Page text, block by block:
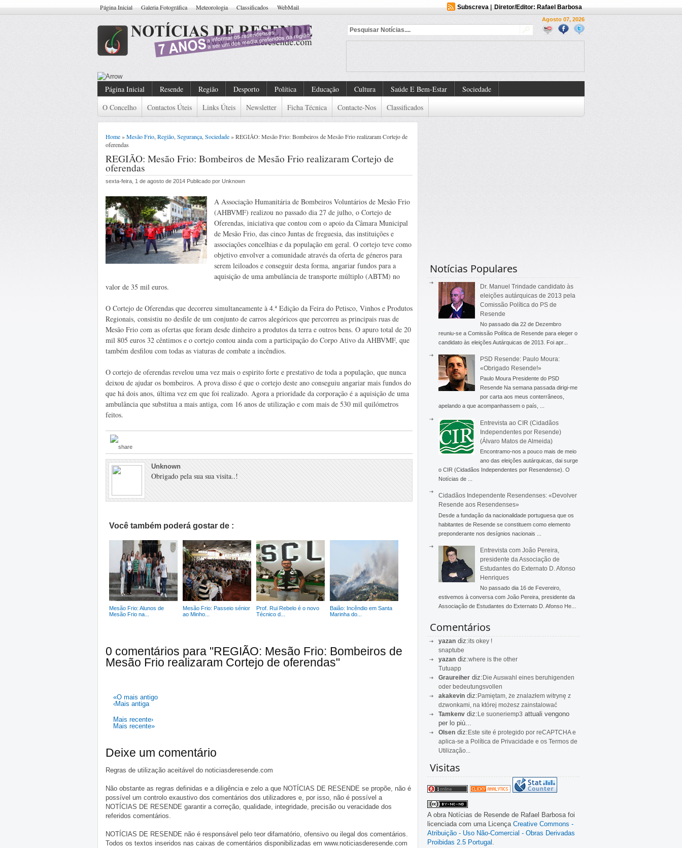
Página Inicial Galeria Fotográfica Meteorologia Classificados WebMail Subscreva| Diretor/Editor: Rafael Barbosa
Agosto 07, 2026
Página Inicial Resende Região Desporto Política Educação Cultura Saúde E Bem-Estar
Sociedade
O Concelho
Contactos Úteis Links Úteis Newsletter Ficha Técnica Contacte-Nos Classificados
Home»Mesão Frio Região Segurança Sociedade» REGIÃO: Mesão Frio: Bombeiros de Mesão Frio realizaram Cortejo de
oferendas
REGIÃO: Mesão Frio: Bombeiros de Mesão Frio realizaram Cortejo de
oferendas
sexta-feira, 1 de agosto de 2014 Publicado por Unknown
A Associação Humanitária de Bombeiros Voluntários de Mesão Frio
(AHBVMF) realizou no passado dia 27 de julho, o Cortejo de
Oferendas, iniciativa que contou com o apoio da Câmara Municipal
de Mesão Frio, das cinco Juntas de freguesia, das instituições e
associações concelhias e da população em geral. O cortejo teve como
objetivo envolver a comunidade através da oferta de géneros para
serem leiloados e conseguir desta forma, angariar fundos para a
aquisição de uma ambulância de transporte múltiplo (ABTM) no
valor de 35 mil euros.
O Cortejo de Oferendas que decorreu simultaneamente à 4.ª Edição da Feira do Petisco, Vinhos e Produtos
Regionais, consistiu no desfile de um conjunto de carros alegóricos que percorreu as principais ruas de
Mesão Frio com as ofertas que foram desde dinheiro a produtos da terra e outros bens. O apuro total de 20
mil 805 euros 32 cêntimos e o cortejo contou ainda com a participação do Corpo Ativo da AHBVMF, que
também desfilou com todas as viaturas de combate a incêndios.
O cortejo de oferendas revelou uma vez mais o espirito forte e prestativo de toda a população, que nunca
deixou de ajudar os bombeiros. A prova disso é que o cortejo deste ano conseguiu angariar mais fundos do
que há dois anos, última vez em que foi realizado. Agora a prioridade da corporação é a aquisição de uma
ambulância que substitua a mais antiga, com 16 anos de utilização e com mais de 530 mil quilómetros
feitos.
Unknown
Obrigado pela sua sua visita..!
Você também poderá gostar de :
Mesão Frio: Alunos de
Mesão Frio na...
Mesão Frio: Passeio sénior
ao Minho...
Prof. Rui Rebelo é o novo
Técnico d...
Baião: Incêndio em Santa
Marinha do...
0 comentários para "REGIÃO: Mesão Frio: Bombeiros de
Mesão Frio realizaram Cortejo de oferendas"
«O mais antigo
‹Mais antiga
Mais recente›
Mais recente»
Deixe um comentário
Regras de utilização aceitável do noticiasderesende.com
Não obstante as regras definidas e a diligência e zelo a que NOTÍCIAS DE RESENDE se propõe, não é
possível um controlo exaustivo dos comentários dos utilizadores e, por isso, não é possível a
NOTÍCIAS DE RESENDE garantir a correção, qualidade, integridade, precisão ou veracidade dos
referidos comentários.
NOTÍCIAS DE RESENDE não é responsável pelo teor difamatório, ofensivo ou ilegal dos comentários.
Todos os textos inseridos nas caixas de comentários disponibilizadas em www.noticiasderesende.com
Notícias Populares
Dr. Manuel Trindade candidato às
eleições autárquicas de 2013 pela
Comissão Política do PS de
Resende
No passado dia 22 de Dezembro
reuniu-se a Comissão Política de Resende para eleger o
candidato às eleições Autárquicas de 2013. Foi apr...
PSD Resende: Paulo Moura:
«Obrigado Resende!»
Paulo Moura Presidente do PSD
Resende Na semana passada dirigi-me
por carta aos meus conterrâneos,
apelando a que acompanhassem o país, ...
Entrevista ao CIR (Cidadãos
Independentes por Resende)
(Álvaro Matos de Almeida)
Encontramo-nos a pouco mais de meio
ano das eleições autárquicas, dai surge
o CIR (Cidadãos Independentes por Resendense). O
Notícias de ...
Cidadãos Independente Resendenses: «Devolver
Resende aos Resendenses»
Desde a fundação da nacionalidade portuguesa que os
habitantes de Resende se constituem como elemento
preponderante nos desígnios nacionais ...
Entrevista com João Pereira,
presidente da Associação de
Estudantes do Externato D. Afonso
Henriques
No passado dia 16 de Fevereiro,
estivemos à conversa com João Pereira, presidente da
Associação de Estudantes do Externato D. Afonso He...
Comentários
yazan diz:its okey !
snaptube
yazan diz:where is the other
Tutuapp
Graureiher diz:Die Auswahl eines beruhigenden
oder bedeutungsvollen
akakevin diz:Pamiętam, że znalazłem witrynę z
dzwonkami, na której możesz zainstalować
Tamkenv diz:Le suoneriemp3 attuali vengono
per lo più...
Olsen diz:Este site é protegido por reCAPTCHA e
aplica-se a Política de Privacidade e os Termos de
Utilização...
Visitas
A obra Notícias de Resende de Rafael Barbosa foi
licenciada com uma Licença Creative Commons -
Atribuição - Uso Não-Comercial - Obras Derivadas
Proibidas 2.5 Portugal